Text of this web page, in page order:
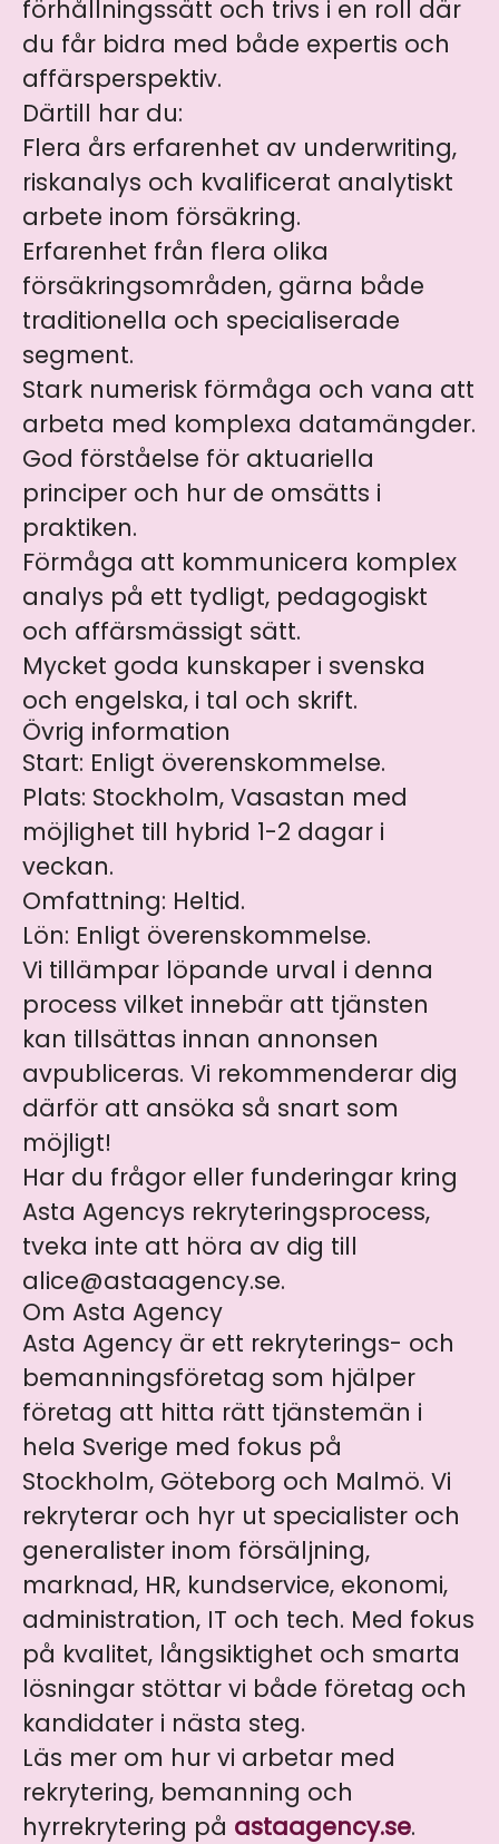
förhållningssätt och trivs i en roll där
du får bidra med både expertis och
affärsperspektiv.
Därtill har du:
Flera års erfarenhet av underwriting,
riskanalys och kvalificerat analytiskt
arbete inom försäkring.
Erfarenhet från flera olika
försäkringsområden, gärna både
traditionella och specialiserade
segment.
Stark numerisk förmåga och vana att
arbeta med komplexa datamängder.
God förståelse för aktuariella
principer och hur de omsätts i
praktiken.
Förmåga att kommunicera komplex
analys på ett tydligt, pedagogiskt
och affärsmässigt sätt.
Mycket goda kunskaper i svenska
och engelska, i tal och skrift.
Övrig information
Start: Enligt överenskommelse.
Plats: Stockholm, Vasastan med
möjlighet till hybrid 1-2 dagar i
veckan.
Omfattning: Heltid.
Lön: Enligt överenskommelse.
Vi tillämpar löpande urval i denna
process vilket innebär att tjänsten
kan tillsättas innan annonsen
avpubliceras. Vi rekommenderar dig
därför att ansöka så snart som
möjligt!
Har du frågor eller funderingar kring
Asta Agencys rekryteringsprocess,
tveka inte att höra av dig till
alice@astaagency.se.
Om Asta Agency
Asta Agency är ett rekryterings- och
bemanningsföretag som hjälper
företag att hitta rätt tjänstemän i
hela Sverige med fokus på
Stockholm, Göteborg och Malmö. Vi
rekryterar och hyr ut specialister och
generalister inom försäljning,
marknad, HR, kundservice, ekonomi,
administration, IT och tech. Med fokus
på kvalitet, långsiktighet och smarta
lösningar stöttar vi både företag och
kandidater i nästa steg.
Läs mer om hur vi arbetar med
rekrytering, bemanning och
hyrrekrytering på astaagency.se.